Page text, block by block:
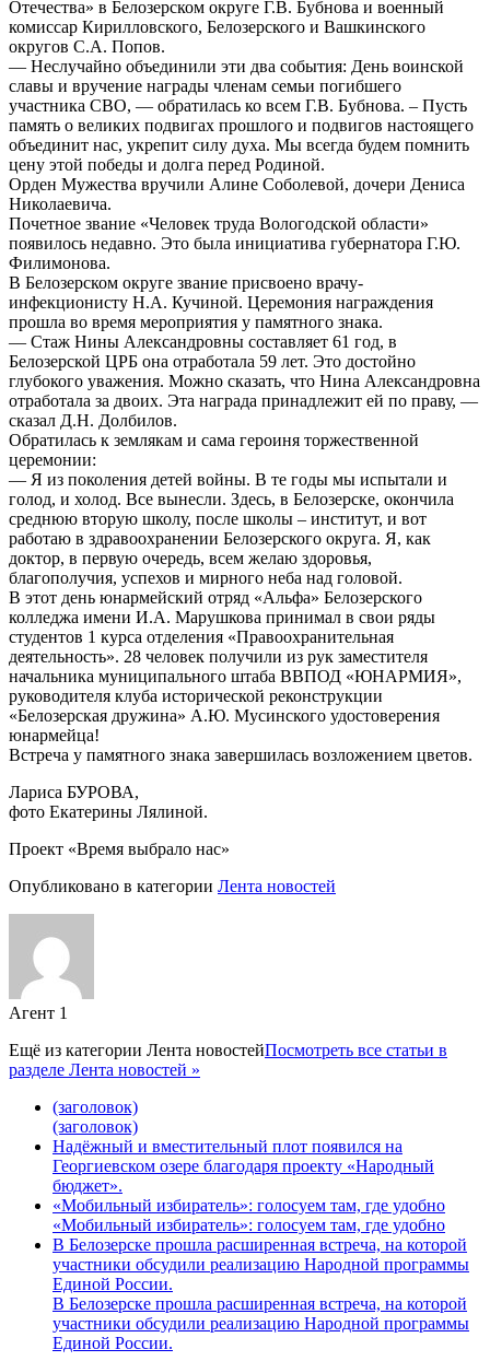
Отечества» в Белозерском округе Г.В. Бубнова и военный
комиссар Кирилловского, Белозерского и Вашкинского
округов С.А. Попов.
— Неслучайно объединили эти два события: День воинской
славы и вручение награды членам семьи погибшего
участника СВО, — обратилась ко всем Г.В. Бубнова. – Пусть
память о великих подвигах прошлого и подвигов настоящего
объединит нас, укрепит силу духа. Мы всегда будем помнить
цену этой победы и долга перед Родиной.
Орден Мужества вручили Алине Соболевой, дочери Дениса
Николаевича.
Почетное звание «Человек труда Вологодской области»
появилось недавно. Это была инициатива губернатора Г.Ю.
Филимонова.
В Белозерском округе звание присвоено врачу-
инфекционисту Н.А. Кучиной. Церемония награждения
прошла во время мероприятия у памятного знака.
— Стаж Нины Александровны составляет 61 год, в
Белозерской ЦРБ она отработала 59 лет. Это достойно
глубокого уважения. Можно сказать, что Нина Александровна
отработала за двоих. Эта награда принадлежит ей по праву, —
сказал Д.Н. Долбилов.
Обратилась к землякам и сама героиня торжественной
церемонии:
— Я из поколения детей войны. В те годы мы испытали и
голод, и холод. Все вынесли. Здесь, в Белозерске, окончила
среднюю вторую школу, после школы – институт, и вот
работаю в здравоохранении Белозерского округа. Я, как
доктор, в первую очередь, всем желаю здоровья,
благополучия, успехов и мирного неба над головой.
В этот день юнармейский отряд «Альфа» Белозерского
колледжа имени И.А. Марушкова принимал в свои ряды
студентов 1 курса отделения «Правоохранительная
деятельность». 28 человек получили из рук заместителя
начальника муниципального штаба ВВПОД «ЮНАРМИЯ»,
руководителя клуба исторической реконструкции
«Белозерская дружина» А.Ю. Мусинского удостоверения
юнармейца!
Встреча у памятного знака завершилась возложением цветов.
Лариса БУРОВА,
фото Екатерины Лялиной.
Проект «Время выбрало нас»
Опубликовано в категории Лента новостей
Агент 1
Ещё из категории Лента новостейПосмотреть все статьи в
разделе Лента новостей »
(заголовок)
(заголовок)
Надёжный и вместительный плот появился на
Георгиевском озере благодаря проекту «Народный
бюджет».
«Мобильный избиратель»: голосуем там, где удобно
«Мобильный избиратель»: голосуем там, где удобно
В Белозерске прошла расширенная встреча, на которой
участники обсудили реализацию Народной программы
Единой России.
В Белозерске прошла расширенная встреча, на которой
участники обсудили реализацию Народной программы
Единой России.